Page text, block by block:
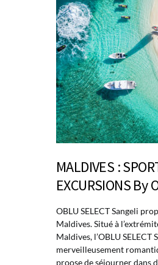
MALDIVES :
EXCURSIONS By
OBLU SELECT Sangeli
Maldives. Situé à
Maldives, l’OBLU SELECT
merveilleusement
proose de séjourner dans